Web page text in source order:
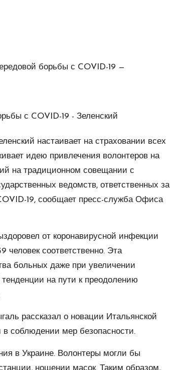
настаивает на страховании всех
идею привлечения волонтеров на
на традиционном совещании с
ведомств, ответственных за
19, сообщает пресс-служба Офиса
от коронавирусной инфекции
человек соответственно. Эта
больных даже при увеличении
тенденции на пути к преодолению
рассказал о новации Итальянской
соблюдении мер безопасности.
в Украине. Волонтеры могли бы
ношении масок. Таким образом,